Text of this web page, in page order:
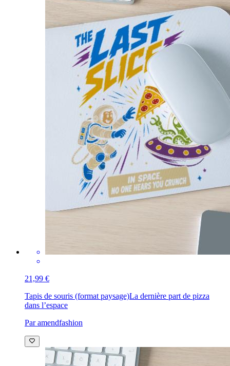
21,99 €
Tapis de souris (format paysage)La dernière part de pizza
dans l’espace
Par amendfashion